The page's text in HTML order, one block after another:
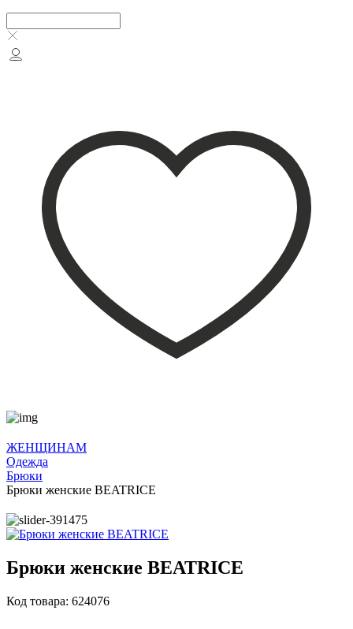
ЖЕНЩИНАМ
Одежда
Брюки
Брюки женские BEATRICE
Брюки женские BEATRICE
Код товара: 624076